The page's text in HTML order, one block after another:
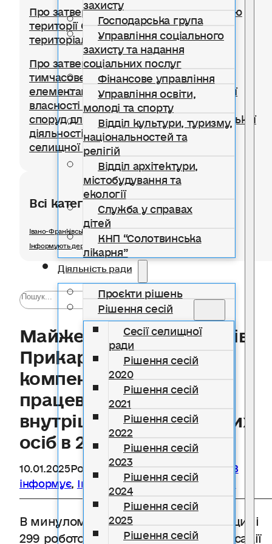
Господарська група
Управління соціального
захисту та надання
соціальних послуг
Фінансове управління
Управління освіти,
молоді та спорту
Відділ культури, туризму,
національностей та
релігій
Відділ архітектури,
містобудування та
екології
Служба у справах
дітей
КНП “Солотвинська
лікарня”
Діяльність ради
Проєкти рішень
Рішення сесій
Сесії селищної
ради
Рішення сесій
2020
Рішення сесій
2021
Рішення сесій
2022
Рішення сесій
2023
Рішення сесій
2024
Рішення сесій
2025
Рішення сесій
Про затвердження Правил благоустрою
території Солотвинської селищної
територіальної громади
Про затвердження Положення про
тимчасове користування окремими
елементами благоустрою комунальної
власності для розміщення тимчасових
споруд для провадження підприємницької
діяльності на території Солотвинської
селищної територіальної громади
Всі категорії розділу
Івано-Франківський ОЦЗ інформує
Інформують державні органи
Майже 300 роботодавців
Прикарпаття отримали
компенсацію витрат за
працевлаштування
внутрішньо переміщених
осіб в 2024 роц
10.01.2025Розділ Івано-Франківський ОЦЗ
інформує, Інформують державні органи
В минулому році на Івано-Франківщині
299 роботодавців отримали компенсації